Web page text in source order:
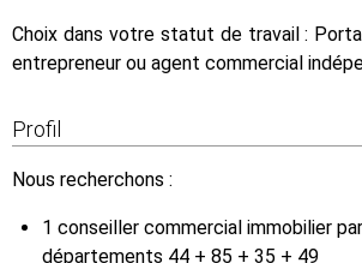
Choix dans votre statut de travail :
entrepreneur ou agent commercial
Profil
Nous recherchons :
1 conseiller commercial immobilier
départements 44 + 85 + 35 + 49